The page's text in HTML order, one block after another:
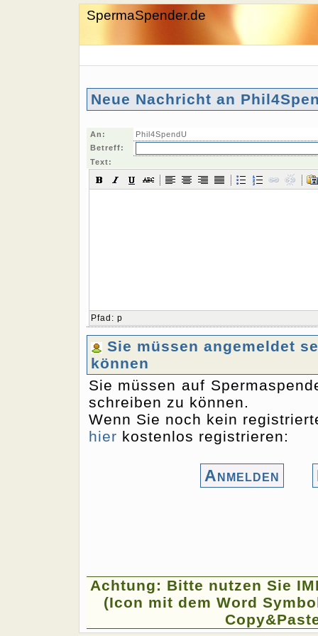
SpermaSpender.de
Neue Nachricht an
An:
Phil4SpendU
Betreff:
Text:
Pfad : p
Sie müssen angemeldet
können
Sie müssen auf
schreiben zu können.
Wenn Sie noch kein
hier kostenlos registrieren:
Anmelden
Achtung: Bitte nutzen Sie
(Icon mit dem Word